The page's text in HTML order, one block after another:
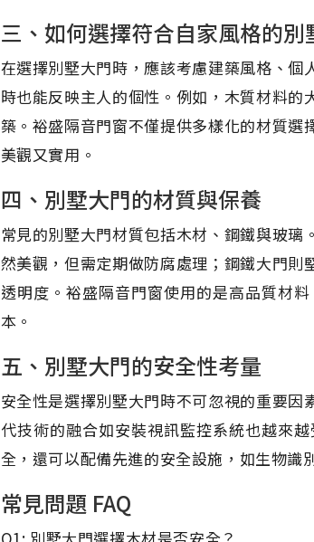
三、如何選擇符合自家風格的別
在選擇別墅大門時，應該考慮建築風格、
時也能反映主人的個性。例如，木質材料
築。裕盛隔音門窗不僅提供多樣化的材質
美觀又實用。
四、別墅大門的材質與保養
常見的別墅大門材質包括木材、鋼鐵與玻
然美觀，但需定期做防腐處理；鋼鐵大門
透明度。裕盛隔音門窗使用的是高品質材
本。
五、別墅大門的安全性考量
安全性是選擇別墅大門時不可忽視的重要
代技術的融合如安裝視訊監控系統也越來
全，還可以配備先進的安全設施，如生物識
常見問題 FAQ